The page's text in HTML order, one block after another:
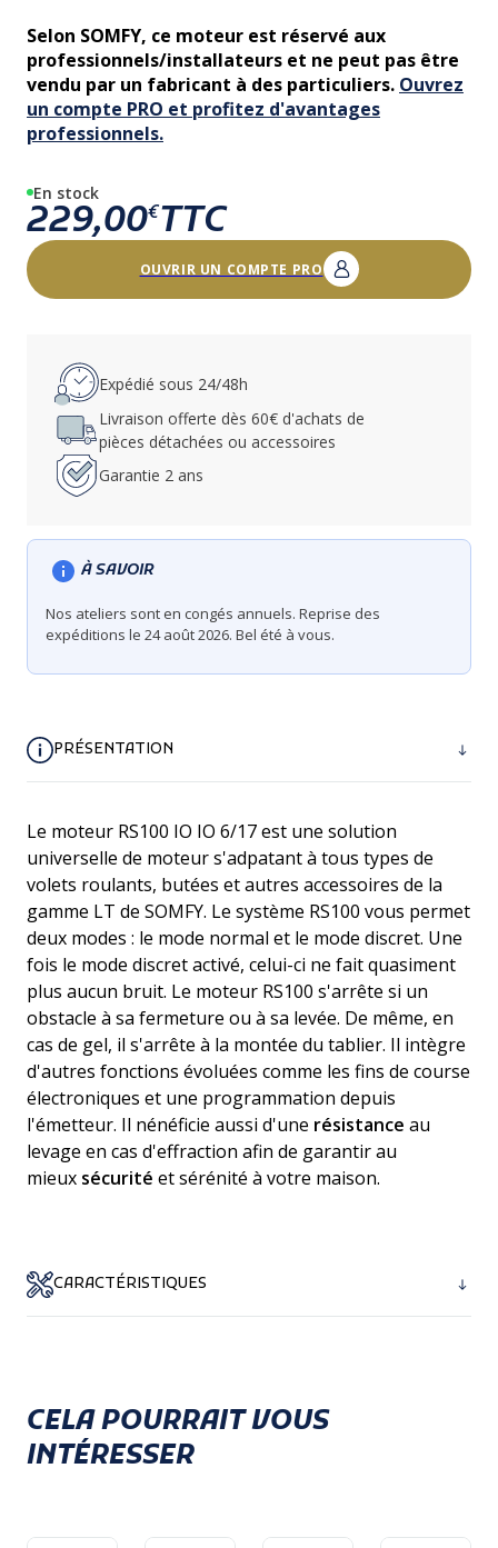
Selon SOMFY, ce moteur est réservé aux
professionnels/installateurs et ne peut pas être
vendu par un fabricant à des particuliers. Ouvrez
un compte PRO et profitez d'avantages
professionnels.
En stock
229,00€TTC
OUVRIR UN COMPTE PRO
Expédié sous 24/48h
Livraison offerte dès 60€ d'achats de
pièces détachées ou accessoires
Garantie 2 ans
À SAVOIR
Nos ateliers sont en congés annuels. Reprise des
expéditions le 24 août 2026. Bel été à vous.
PRÉSENTATION
Le moteur RS100 IO IO 6/17 est une solution
universelle de moteur s'adpatant à tous types de
volets roulants, butées et autres accessoires de la
gamme LT de SOMFY. Le système RS100 vous permet
deux modes : le mode normal et le mode discret. Une
fois le mode discret activé, celui-ci ne fait quasiment
plus aucun bruit. Le moteur RS100 s'arrête si un
obstacle à sa fermeture ou à sa levée. De même, en
cas de gel, il s'arrête à la montée du tablier. Il intègre
d'autres fonctions évoluées comme les fins de course
électroniques et une programmation depuis
l'émetteur. Il nénéficie aussi d'une résistance au
levage en cas d'effraction afin de garantir au
mieux sécurité et sérénité à votre maison.
CARACTÉRISTIQUES
Référence :1033391
Type de moteur :
CELA POURRAIT VOUS
INTÉRESSER